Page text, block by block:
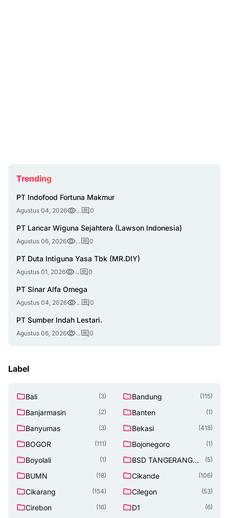
Trending
PT Indofood Fortuna Makmur
Agustus 04, 2026 ... 0
PT Lancar Wiguna Sejahtera (Lawson Indonesia)
Agustus 06, 2026 ... 0
PT Duta Intiguna Yasa Tbk (MR.DIY)
Agustus 01, 2026 ... 0
PT Sinar Alfa Omega
Agustus 04, 2026 ... 0
PT Sumber Indah Lestari.
Agustus 06, 2026 ... 0
Label
Bali (3) Bandung (115)
Banjarmasin (2) Banten (1)
Banyumas (3) Bekasi (418)
BOGOR (111) Bojonegoro (1)
Boyolali (1)
BSD TANGERANG
(5)
BUMN (18) Cikande (106)
Cikarang (154) Cilegon (53)
Cirebon (16) D1 (6)